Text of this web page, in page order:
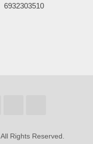
6932303510
All Rights Reserved.